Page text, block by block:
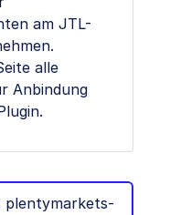
am JTL-
alle
Anbindung
plentymarkets-